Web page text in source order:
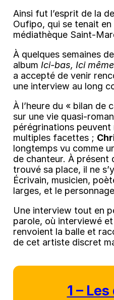
Ainsi fut l’esprit de la
Oufipo, qui se tenait
médiathèque Saint-
À quelques semaines
album Ici-bas, Ici même
a accepté de venir
une interview au long
À l’heure du « bilan de
sur une vie quasi-
pérégrinations
multiples facettes ;
longtemps vu comme
de chanteur. À présent
trouvé sa place, il ne
Écrivain, musicien,
larges, et le
Une interview tout en
parole, où interviewé
renvoient la balle et
de cet artiste discret
1 –